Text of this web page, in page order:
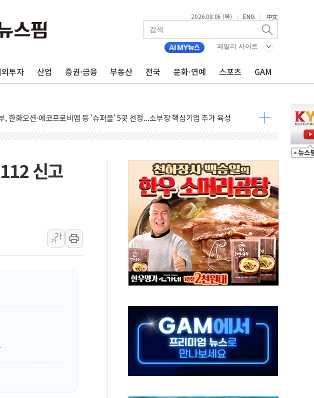
2026.08.06 (목) | ENG | 中文
패밀리 사이트
투자 산업 증권·금융 부동산 전국 문화·연예 스포츠 GAM
드뉴스] 어린이집·유치원 비상! 수족구병이 다시 유행합니다.
수업·기업활동 '원스톱'으로...데이터처, 기업 3만1000곳 경제통계조사
위 "국고채 PD 15곳, 관행 아닌 담합…76조2000억 입찰 영향"
기업 기술자료 중국 계열사에 넘긴 세라젬…공정위 과징금 4억3200만원
원, 해외직구 물놀이기구·유아용품 등 94개 제품 안전기준 '부적합'
크쉑, 남양주 현대아울렛에 '다산점' 열어
청, 전국 시·도 구급과장 회의…중증환자 이송체계 전국 확대 점검
진 임신·출산·육아 지원 한눈에'…인사처, 공무원 인사제도 안내서 발간
부혁신 우수사례 세계에 알린다…식약처 AI 심사·소방청 119안심콜 영문 영상 제작
청래 "2차 TV토론으로 게임 끝…김민석, 신천지 허위신고에 배신 사과 안 해"
상현, 사관학교 통합 비판…"국방개혁은 정치적 감정 따라 추진해선 안 돼"
어비스, 붉은사막 영상 콘테스트 '비욘드 디 어비스' 수상작 발표
리바트, '2026 코리아빌드위크' 참가…리모델링 상담 제공
메이커] 코셔에서 할랄까지…대상, 종가가 넘은 건 국경 아닌 '식문화 장벽'
징주] 비철금속 업종 11% 급등…구리 가격 상승 전망 부각
국인 돌아왔지만 …'삼전·하이닉스'는 사고 급등주는 팔았다
신고
가
가